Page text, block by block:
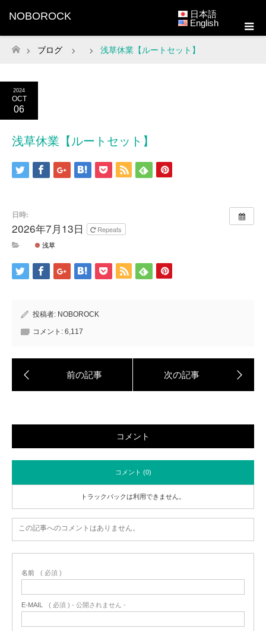
NOBOROCK
日本語
English
ホーム
ブログ 浅草休業【ルートセット】
2024
OCT
06
浅草休業【ルートセット】
日時:
2026年7月13日
Repeats
浅草
投稿者: NOBOROCK
コメント: 6,117
コメント
コメント (0)
トラックバックは利用できません。
この記事へのコメントはありません。
名前 ( 必須 )
E-MAIL ( 必須 ) - 公開されません -